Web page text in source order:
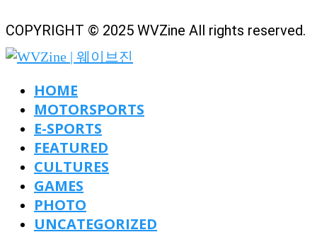
COPYRIGHT © 2025 WVZine All rights reserved.
HOME
MOTORSPORTS
E-SPORTS
FEATURED
CULTURES
GAMES
PHOTO
UNCATEGORIZED